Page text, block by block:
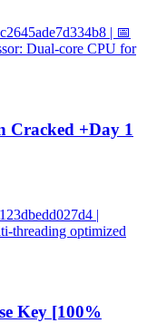
| 📅
Dual-core CPU for
Cracked +Day 1
|
threading optimized
Key [100%